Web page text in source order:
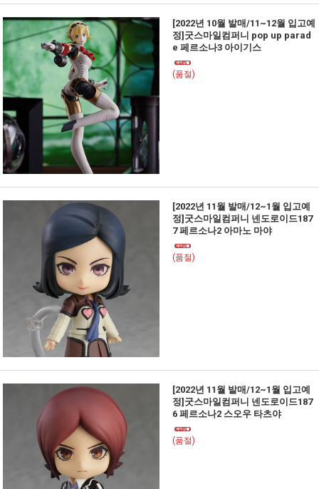
[2022년 10월 발매/11~12월 입고예
정]굿스마일컴퍼니 pop up parad
e 페르소나3 아이기스
(품절)
[2022년 11월 발매/12~1월 입고예
정]굿스마일컴퍼니 넨도로이드187
7 페르소나2 아마노 마야
(품절)
[2022년 11월 발매/12~1월 입고예
정]굿스마일컴퍼니 넨도로이드187
6 페르소나2 스오우 타츠야
(품절)